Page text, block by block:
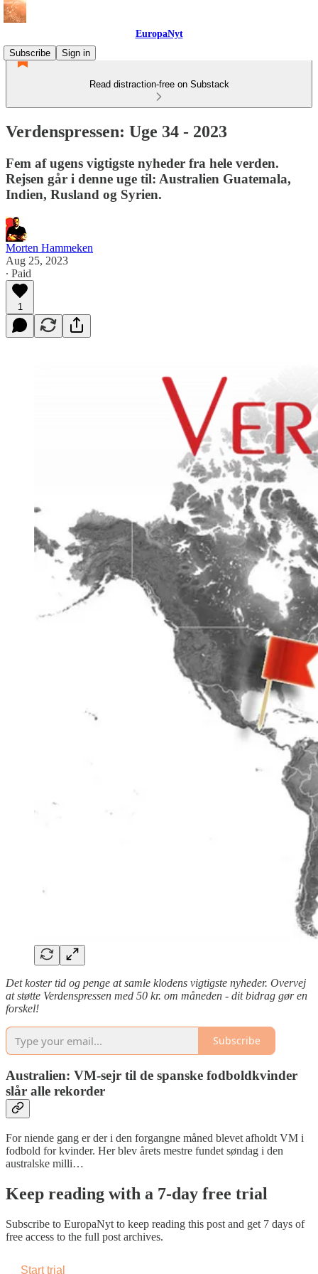
EuropaNyt
Subscribe
Sign in
Read distraction-free on Substack
Verdenspressen: Uge 34 - 2023
Fem af ugens vigtigste nyheder fra hele verden.
Rejsen går i denne uge til: Australien Guatemala,
Indien, Rusland og Syrien.
Morten Hammeken
Aug 25, 2023
∙ Paid
1
Det koster tid og penge at samle klodens vigtigste nyheder. Overvej
at støtte Verdenspressen med 50 kr. om måneden - dit bidrag gør en
forskel!
Subscribe
Australien: VM-sejr til de spanske fodboldkvinder
slår alle rekorder
For niende gang er der i den forgangne måned blevet afholdt VM i
fodbold for kvinder. Her blev årets mestre fundet søndag i den
australske milli…
Keep reading with a 7-day free trial
Subscribe to EuropaNyt to keep reading this post and get 7 days of
free access to the full post archives.
Start trial